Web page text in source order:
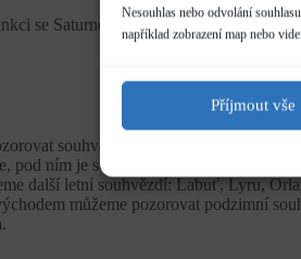
Nesouhlas nebo odvolání
například zobrazení map nebo
Příjmout vše
se Saturnem.
souhvězdí jara, Pannu, s jasnou
pod ním je souhvězdí Štíra. Nad jihem
další letní souhvězdí: Labuť, Lyru,
můžeme pozorovat podzimní